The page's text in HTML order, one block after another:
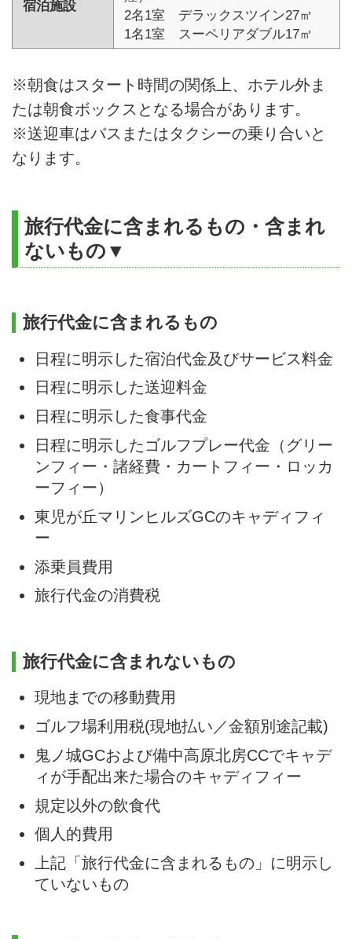
宿泊施設
2名1室 デラックスツイン27㎡
1名1室 スーペリアダブル17㎡
※朝食はスタート時間の関係上、ホテル外ま
たは朝食ボックスとなる場合があります。
※送迎車はバスまたはタクシーの乗り合いと
なります。
旅行代金に含まれるもの・含まれ
ないもの▼
旅行代金に含まれるもの
日程に明示した宿泊代金及びサービス料金
日程に明示した送迎料金
日程に明示した食事代金
日程に明示したゴルフプレー代金（グリー
ンフィー・諸経費・カートフィー・ロッカ
ーフィー）
東児が丘マリンヒルズGCのキャディフィ
ー
添乗員費用
旅行代金の消費税
旅行代金に含まれないもの
現地までの移動費用
ゴルフ場利用税(現地払い／金額別途記載)
鬼ノ城GCおよび備中高原北房CCでキャデ
ィが手配出来た場合のキャディフィー
規定以外の飲食代
個人的費用
上記「旅行代金に含まれるもの」に明示し
ていないもの